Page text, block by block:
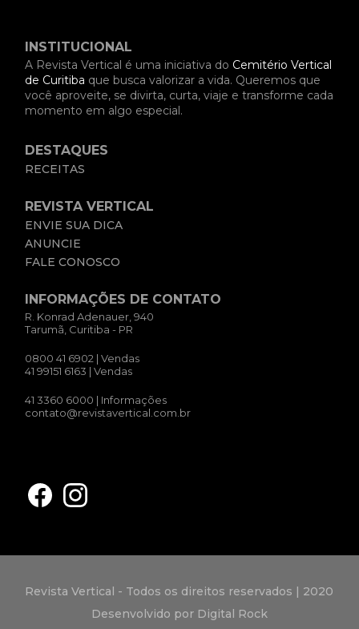
INSTITUCIONAL
A Revista Vertical é uma iniciativa do Cemitério Vertical
de Curitiba que busca valorizar a vida. Queremos que
você aproveite, se divirta, curta, viaje e transforme cada
momento em algo especial.
DESTAQUES
RECEITAS
REVISTA VERTICAL
ENVIE SUA DICA
ANUNCIE
FALE CONOSCO
INFORMAÇÕES DE CONTATO
R. Konrad Adenauer, 940
Tarumã, Curitiba - PR
0800 41 6902 | Vendas
41 99151 6163 | Vendas
41 3360 6000 | Informações
contato@revistavertical.com.br
Revista Vertical - Todos os direitos reservados | 2020
Desenvolvido por Digital Rock